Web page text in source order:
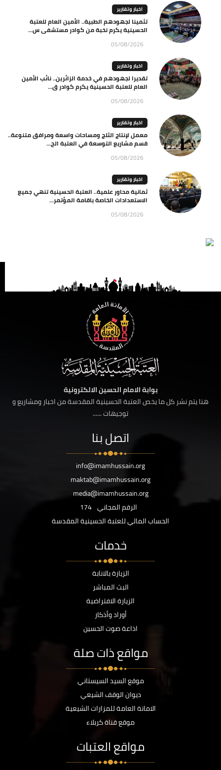
اخبار وتقارير
تثمينا لجهودهم الطبية.. الأمين العام للعتبة
الحسينية يكرم نخبة من كوادر مستشفى س...
05/08/2026
اخبار وتقارير
تقديرا لجهودهم في خدمة الزائرين.. نائب الأمين
العام للعتبة الحسينية يكرم كوادر ق...
05/08/2026
اخبار وتقارير
معمل لإنتاج الثلج ومساحات واسعة ومرافق متنوعة..
قسم مشاريع التوسعة في العتبة الح...
05/08/2026
اخبار وتقارير
ثمانية محاور علمية.. العتبة الحسينية تنهي جميع
الاستعدادات الخاصة باقامة المؤتمر...
05/08/2026
بوابة الامام الحسين الالكترونية
هنا يتم نشر كل ما يخص العتبة الحسينية المقدسة من اخبار ومشاريع و
توجيهات ......
اتصل بنا
info@imamhussain.org
maktab@imamhussain.org
media@imamhussain.org
الرقم المجاني 174
الحساب المالي للعتبة الحسينية المقدسة
خدمات
الزيارة بالانابة
البث المباشر
الزيارة الافتراضية
أوراد وأذكار
اذاعة صوت الحسين
مواقع ذات صلة
موقع السيد السيستاني
ديوان الوقف الشيعي
الامانة العامة للمزارات الشيعية
موقع قناة كربلاء
مواقع العتبات